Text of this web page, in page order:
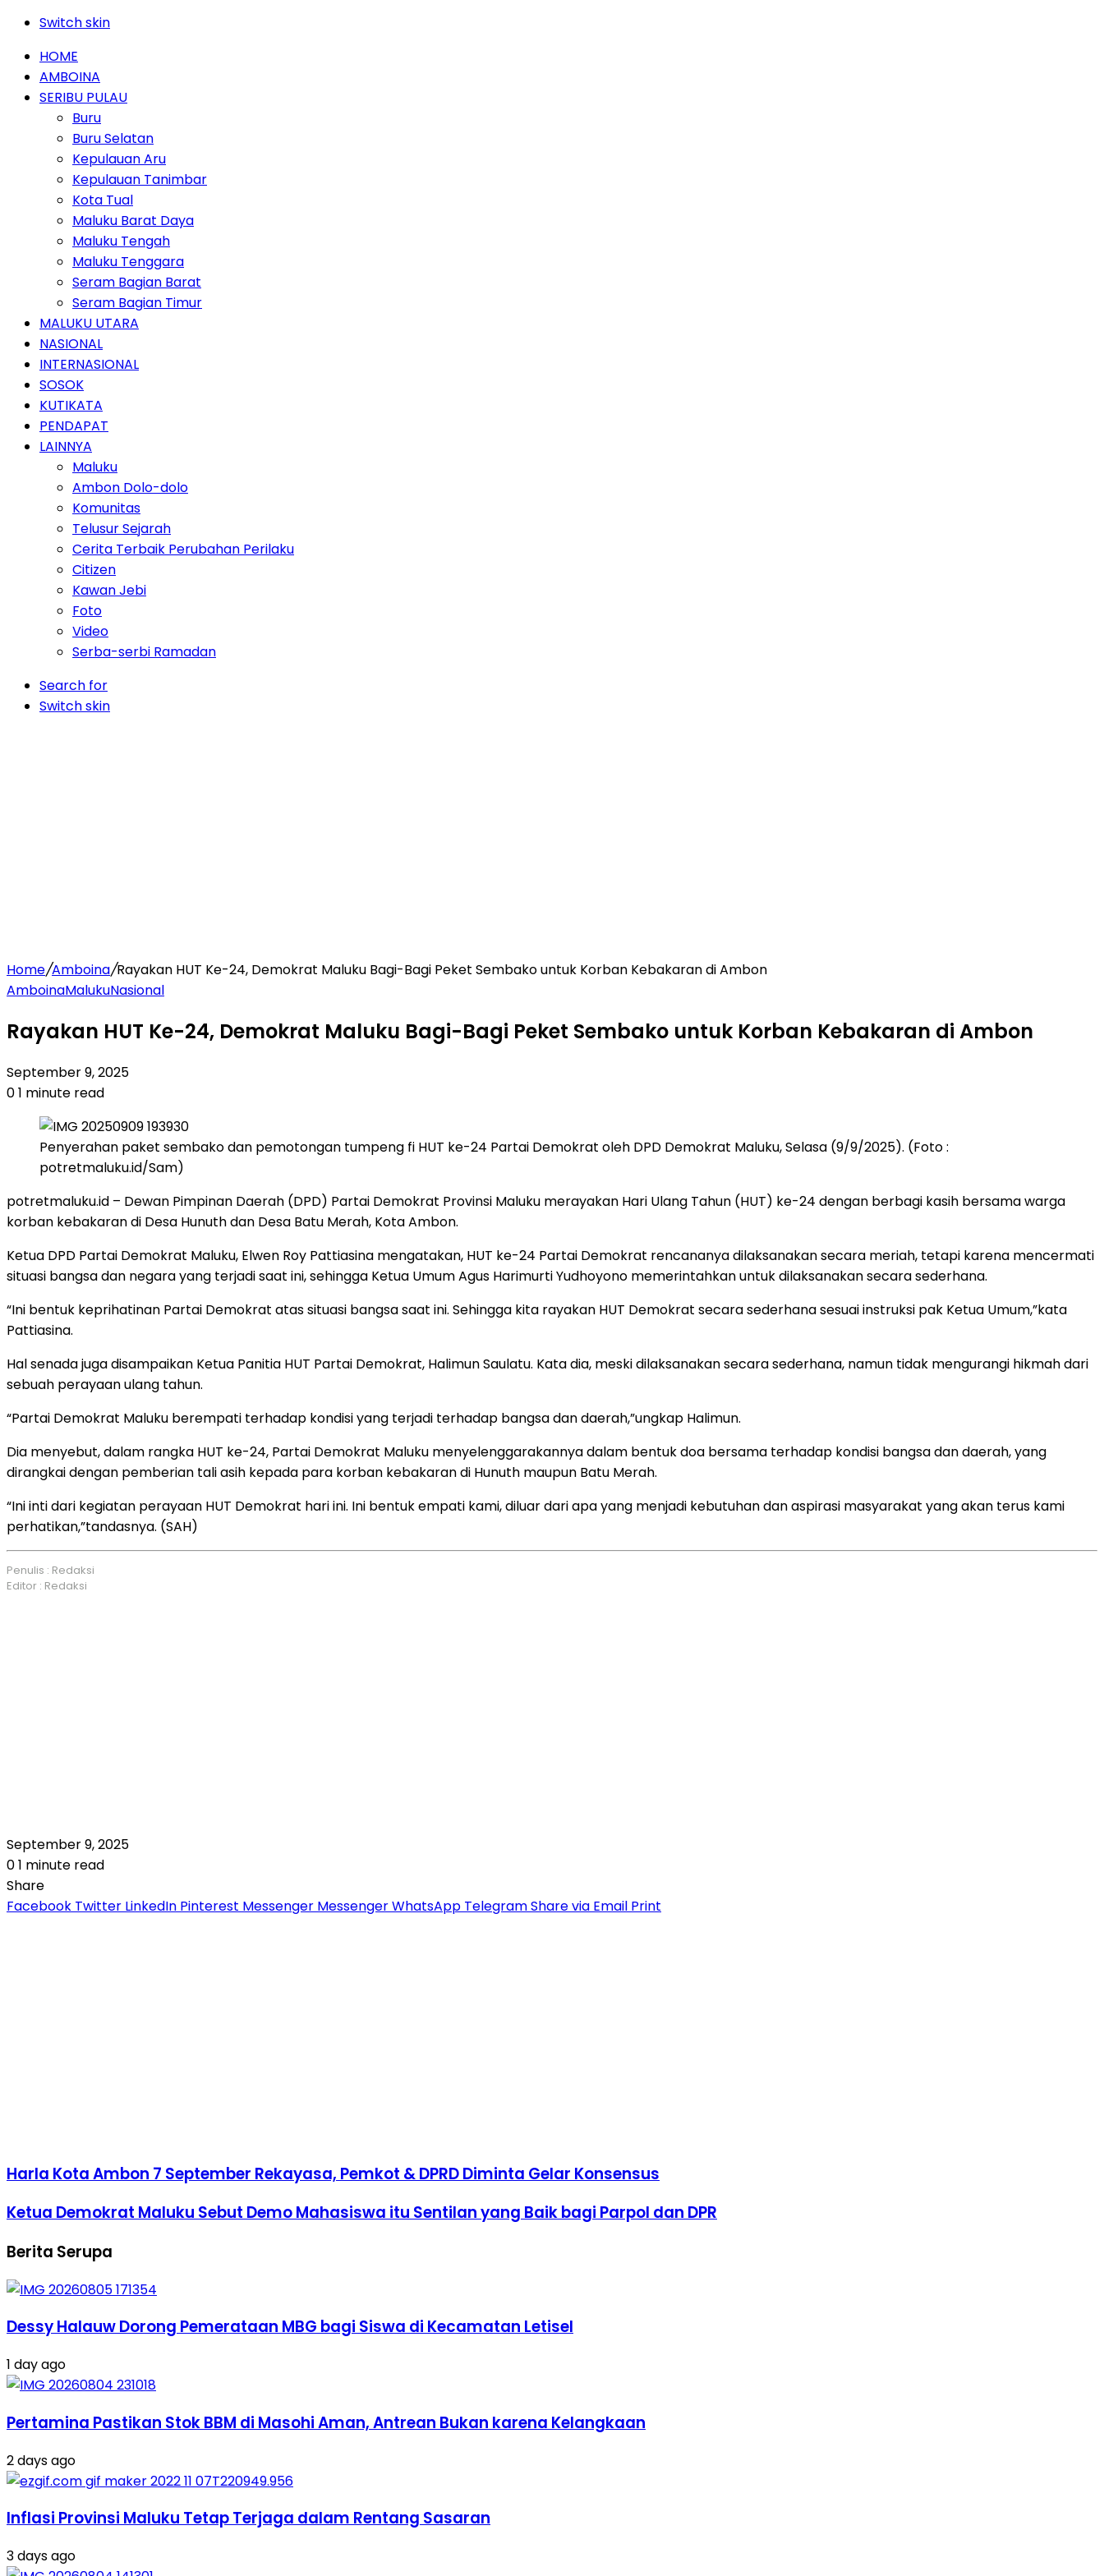
Switch skin
HOME
AMBOINA
SERIBU PULAU
Buru
Buru Selatan
Kepulauan Aru
Kepulauan Tanimbar
Kota Tual
Maluku Barat Daya
Maluku Tengah
Maluku Tenggara
Seram Bagian Barat
Seram Bagian Timur
MALUKU UTARA
NASIONAL
INTERNASIONAL
SOSOK
KUTIKATA
PENDAPAT
LAINNYA
Maluku
Ambon Dolo-dolo
Komunitas
Telusur Sejarah
Cerita Terbaik Perubahan Perilaku
Citizen
Kawan Jebi
Foto
Video
Serba-serbi Ramadan
Search for
Switch skin
Home/Amboina/Rayakan HUT Ke-24, Demokrat Maluku Bagi-Bagi Peket Sembako untuk Korban Kebakaran di Ambon
AmboinaMalukuNasional
Rayakan HUT Ke-24, Demokrat Maluku Bagi-Bagi Peket Sembako untuk Korban Kebakaran di Ambon
September 9, 2025
01 minute read
Penyerahan paket sembako dan pemotongan tumpeng fi HUT ke-24 Partai Demokrat oleh DPD Demokrat Maluku, Selasa (9/9/2025). (Foto :
potretmaluku.id/Sam)
potretmaluku.id – Dewan Pimpinan Daerah (DPD) Partai Demokrat Provinsi Maluku merayakan Hari Ulang Tahun (HUT) ke-24 dengan berbagi kasih bersama warga
korban kebakaran di Desa Hunuth dan Desa Batu Merah, Kota Ambon.
Ketua DPD Partai Demokrat Maluku, Elwen Roy Pattiasina mengatakan, HUT ke-24 Partai Demokrat rencananya dilaksanakan secara meriah, tetapi karena mencermati
situasi bangsa dan negara yang terjadi saat ini, sehingga Ketua Umum Agus Harimurti Yudhoyono memerintahkan untuk dilaksanakan secara sederhana.
“Ini bentuk keprihatinan Partai Demokrat atas situasi bangsa saat ini. Sehingga kita rayakan HUT Demokrat secara sederhana sesuai instruksi pak Ketua Umum,”kata
Pattiasina.
Hal senada juga disampaikan Ketua Panitia HUT Partai Demokrat, Halimun Saulatu. Kata dia, meski dilaksanakan secara sederhana, namun tidak mengurangi hikmah dari
sebuah perayaan ulang tahun.
“Partai Demokrat Maluku berempati terhadap kondisi yang terjadi terhadap bangsa dan daerah,”ungkap Halimun.
Dia menyebut, dalam rangka HUT ke-24, Partai Demokrat Maluku menyelenggarakannya dalam bentuk doa bersama terhadap kondisi bangsa dan daerah, yang
dirangkai dengan pemberian tali asih kepada para korban kebakaran di Hunuth maupun Batu Merah.
“Ini inti dari kegiatan perayaan HUT Demokrat hari ini. Ini bentuk empati kami, diluar dari apa yang menjadi kebutuhan dan aspirasi masyarakat yang akan terus kami
perhatikan,”tandasnya. (SAH)
Penulis : Redaksi
Editor : Redaksi
September 9, 2025
01 minute read
Share
Facebook Twitter LinkedIn Pinterest Messenger MessengerWhatsApp TelegramShare via Email Print
Harla Kota Ambon 7 September Rekayasa, Pemkot & DPRD Diminta Gelar Konsensus
Ketua Demokrat Maluku Sebut Demo Mahasiswa itu Sentilan yang Baik bagi Parpol dan DPR
Berita Serupa
Dessy Halauw Dorong Pemerataan MBG bagi Siswa di Kecamatan Letisel
1 day ago
Pertamina Pastikan Stok BBM di Masohi Aman, Antrean Bukan karena Kelangkaan
2 days ago
Inflasi Provinsi Maluku Tetap Terjaga dalam Rentang Sasaran
3 days ago